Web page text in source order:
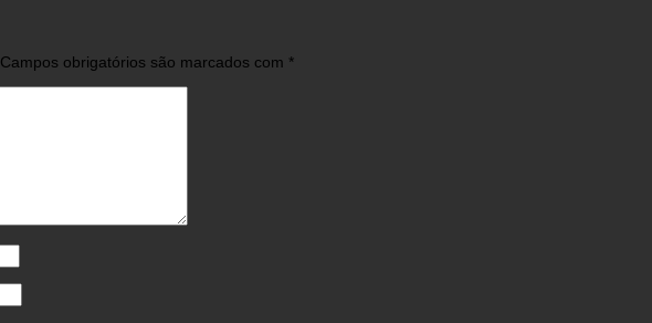
Campos obrigatórios são marcados com *